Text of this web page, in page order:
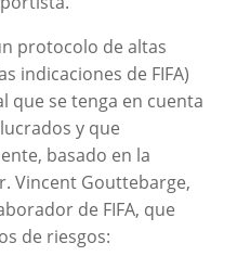
protocolo de altas
indicaciones de FIFA)
que se tenga en cuenta
y que
basado en la
Vincent Gouttebarge,
de FIFA, que
de riesgos: